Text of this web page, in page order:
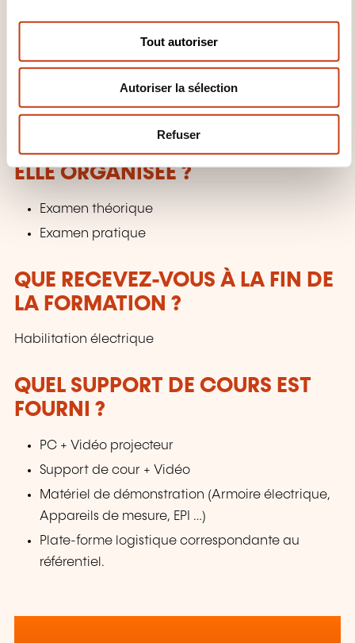
n
Tout autoriser
Autoriser la sélection
Refuser
d’un circuit et remise sous tension)
Remplacement (fusibles, lampes, etc.),
raccordement et entretien avec instructions de
sécurité associées
COMMENT L’ÉVALUATION EST-
ELLE ORGANISÉE ?
Examen théorique
Examen pratique
QUE RECEVEZ-VOUS À LA FIN DE
LA FORMATION ?
Habilitation électrique
QUEL SUPPORT DE COURS EST
FOURNI ?
PC + Vidéo projecteur
Support de cour + Vidéo
Matériel de démonstration (Armoire électrique,
Appareils de mesure, EPI …)
Plate-forme logistique correspondante au
référentiel.